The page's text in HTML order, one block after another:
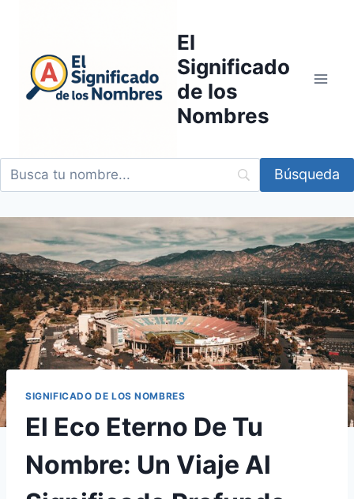
contenido
El
Significado
de los
Nombres
SIGNIFICADO DE LOS NOMBRES
El Eco Eterno De Tu
Nombre: Un Viaje Al